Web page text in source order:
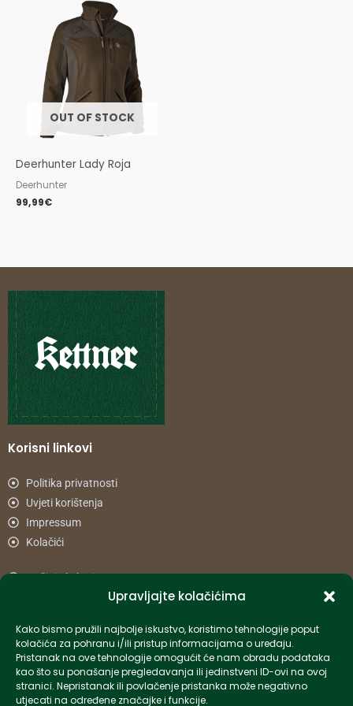
Upravljajte kolačićima
Kako bismo pružili najbolje iskustvo, koristimo tehnologije poput
kolačića za pohranu i/ili pristup informacijama o uređaju.
Pristanak na ove tehnologije omogućit će nam obradu podataka
kao što su ponašanje pregledavanja ili jedinstveni ID-ovi na ovoj
stranici. Nepristanak ili povlačenje pristanka može negativno
utjecati na određene značajke i funkcije.
OUT OF STOCK
Deerhunter Lady Roja
Deerhunter
99,99€
Korisni linkovi
Politika privatnosti
Uvjeti korištenja
Impressum
Kolačići
Načini plaćanja
Informacije
info-hr@kettner.com